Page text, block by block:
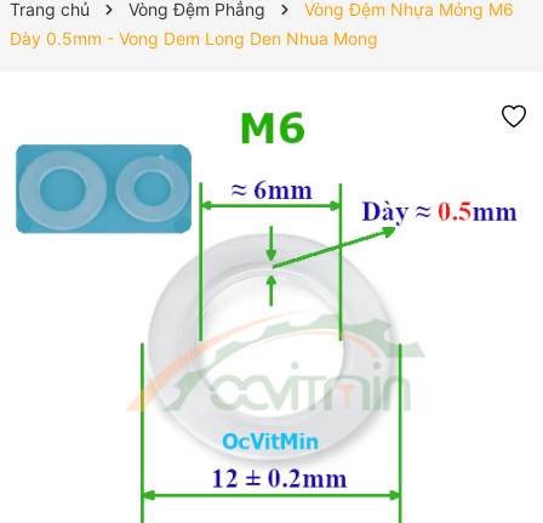
Trang chủ Vòng Đệm Phẳng
Vòng Đệm Nhựa Mỏng M6
Dày 0.5mm - Vong Dem Long Den Nhua Mong